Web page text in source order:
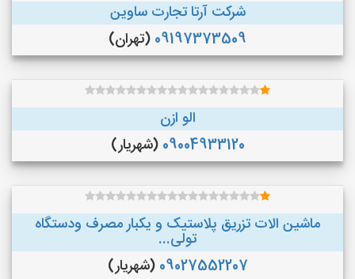
شرکت آرتا تجارت ساوین
09197373509 (تهران)
الو ازن
09004933120 (شهریار)
ماشین الات تزریق پلاستیک و یکبار مصرف ودستگاه
تولی...
09027552207 (شهریار)